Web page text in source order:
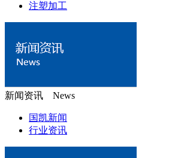
注塑加工
新闻资讯 News
国凯新闻
行业资讯